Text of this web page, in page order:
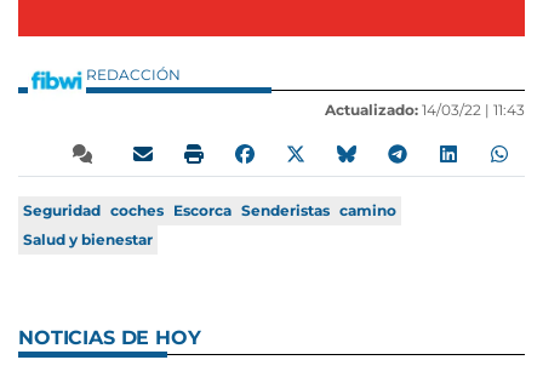
REDACCIÓN
Actualizado: 14/03/22 | 11:43
Seguridad coches Escorca Senderistas camino
Salud y bienestar
NOTICIAS DE HOY